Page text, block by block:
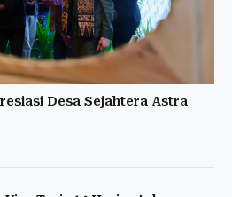
Desa Sejahtera Astra